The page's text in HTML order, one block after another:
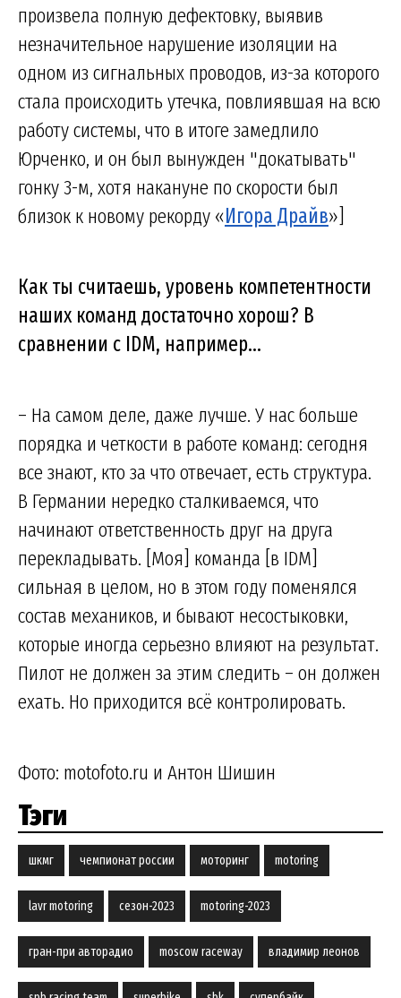
произвела полную дефектовку, выявив
незначительное нарушение изоляции на
одном из сигнальных проводов, из-за которого
стала происходить утечка, повлиявшая на всю
работу системы, что в итоге замедлило
Юрченко, и он был вынужден "докатывать"
гонку 3-м, хотя накануне по скорости был
близок к новому рекорду «Игора Драйв»]
Как ты считаешь, уровень компетентности
наших команд достаточно хорош? В
сравнении с IDM, например…
– На самом деле, даже лучше. У нас больше
порядка и четкости в работе команд: сегодня
все знают, кто за что отвечает, есть структура.
В Германии нередко сталкиваемся, что
начинают ответственность друг на друга
перекладывать. [Моя] команда [в IDM]
сильная в целом, но в этом году поменялся
состав механиков, и бывают несостыковки,
которые иногда серьезно влияют на результат.
Пилот не должен за этим следить – он должен
ехать. Но приходится всё контролировать.
Фото: motofoto.ru и Антон Шишин
Тэги
шкмг чемпионат россии моторинг motoring
lavr motoring сезон-2023 motoring-2023
гран-при авторадио moscow raceway владимир леонов